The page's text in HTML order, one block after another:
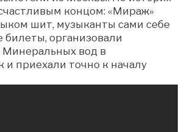
концом: «Мираж»
шит, музыканты сами себе
билеты, организовали
Минеральных вод в
и приехали точно к началу